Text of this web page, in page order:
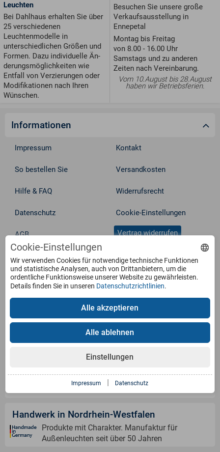
Leuchten
Bei Dahlhaus erhalten Sie über
25 verschiedenen
Leuchtenmodelle in
unterschiedlichen Größen und
For­men. Dazu individuelle Än­
de­rungs­möglichkeiten wie
Entfall von Ver­zie­run­gen oder
Modifikationen nach Ihren
Wünschen.
Besuchen Sie unsere große
Verkaufsausstellung in
Ennepetal
Montag bis Freitag
von 8.00 - 16.00 Uhr
Samstags und zu anderen
Zeiten nach Vereinbarung.
Vom 10.August bis 28.August
haben wir Betriebsferien.
Informationen
Impressum Kontakt
So bestellen Sie Versandkosten
Hilfe & FAQ Widerrufsrecht
Datenschutz Cookie-Einstellungen
AGB Vertrag widerrufen
Service
Produkte
Zahlungsarten
Handwerk in Nordrhein-Westfalen
Produkte mit Charakter. Manufaktur für
Außenleuchten seit über 50 Jahren
Cookie-Einstellungen
Wir verwenden Cookies für notwendige technische Funktionen
und statistische Analysen, auch von Drittanbietern, um die
ordentliche Funktionsweise unserer Website zu gewährleisten.
Details finden Sie in unseren Datenschutzrichtlinien.
Einstellungen
Alle ablehnen
Alle akzeptieren
Impressum | Datenschutz